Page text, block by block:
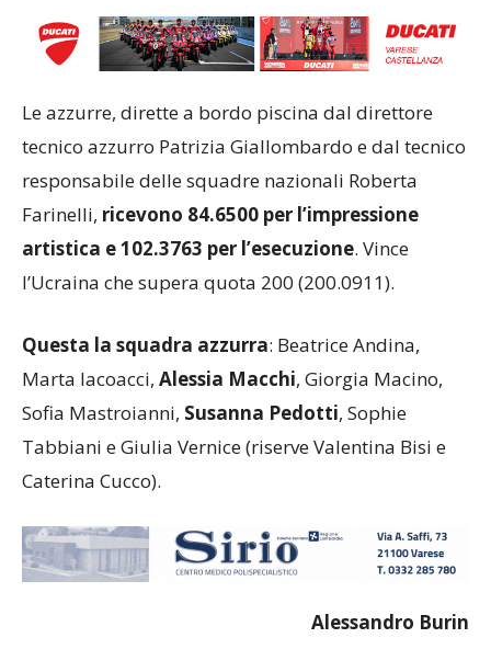
Le azzurre, dirette a bordo piscina dal direttore
tecnico azzurro Patrizia Giallombardo e dal tecnico
responsabile delle squadre nazionali Roberta
Farinelli, ricevono 84.6500 per l’impressione
artistica e 102.3763 per l’esecuzione. Vince
l’Ucraina che supera quota 200 (200.0911).
Questa la squadra azzurra: Beatrice Andina,
Marta Iacoacci, Alessia Macchi, Giorgia Macino,
Sofia Mastroianni, Susanna Pedotti, Sophie
Tabbiani e Giulia Vernice (riserve Valentina Bisi e
Caterina Cucco).
Alessandro Burin